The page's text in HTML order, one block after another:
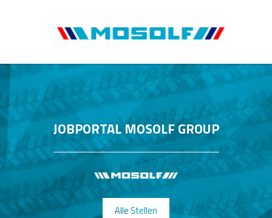
JOBPORTAL MOSOLF GROUP
Alle Stellen